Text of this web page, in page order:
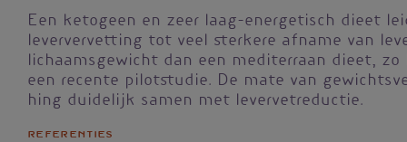
Een ketogeen en zeer laag-energetisch dieet
leververvetting tot veel sterkere afname van
lichaamsgewicht dan een mediterraan dieet,
een recente pilotstudie. De mate van
hing duidelijk samen met levervetreductie.
Referenties